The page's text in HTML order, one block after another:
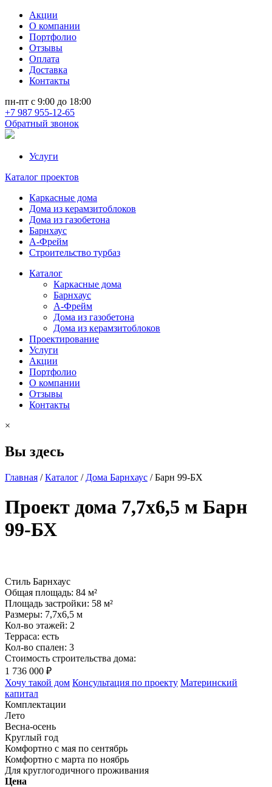
Акции
О компании
Портфолио
Отзывы
Оплата
Доставка
Контакты
пн-пт с 9:00 до 18:00
+7 987 955-12-65
Обратный звонок
Услуги
Каталог проектов
Каркасные дома
Дома из керамзитоблоков
Дома из газобетона
Барнхаус
А-Фрейм
Строительство турбаз
Каталог
Каркасные дома
Барнхаус
А-Фрейм
Дома из газобетона
Дома из керамзитоблоков
Проектирование
Услуги
Акции
Портфолио
О компании
Отзывы
Контакты
×
Вы здесь
Главная / Каталог / Дома Барнхаус / Барн 99-БХ
Проект дома 7,7x6,5 м Барн
99-БХ
Стиль Барнхаус
Общая площадь: 84 м²
Площадь застройки: 58 м²
Размеры: 7,7x6,5 м
Кол-во этажей: 2
Терраса: есть
Кол-во спален: 3
Стоимость строительства дома:
1 736 000 ₽
Хочу такой дом Консультация по проекту Материнский
капитал
Комплектации
Лето
Весна-осень
Круглый год
Комфортно с мая по сентябрь
Комфортно с марта по ноябрь
Для круглогодичного проживания
Цена